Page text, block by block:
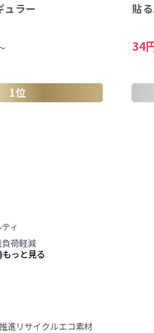
ュラー
1位
貼
34
ィ
荷軽減
もっと見る
進リサイクルエコ素材